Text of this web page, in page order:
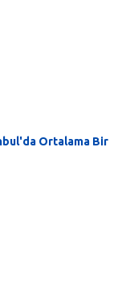
Ortalama Bir